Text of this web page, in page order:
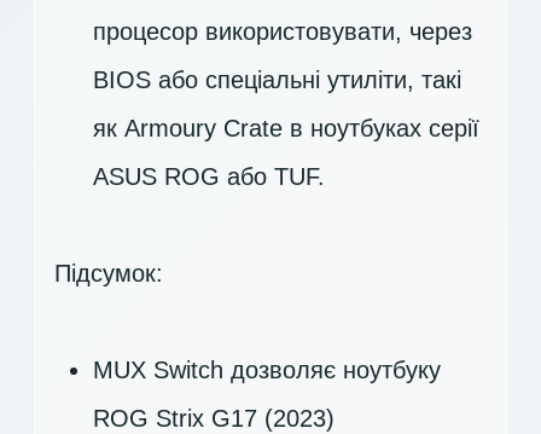
процесор використовувати, через
BIOS або спеціальні утиліти, такі
як Armoury Crate в ноутбуках серії
ASUS ROG або TUF.
Підсумок:
MUX Switch дозволяє ноутбуку
ROG Strix G17 (2023)